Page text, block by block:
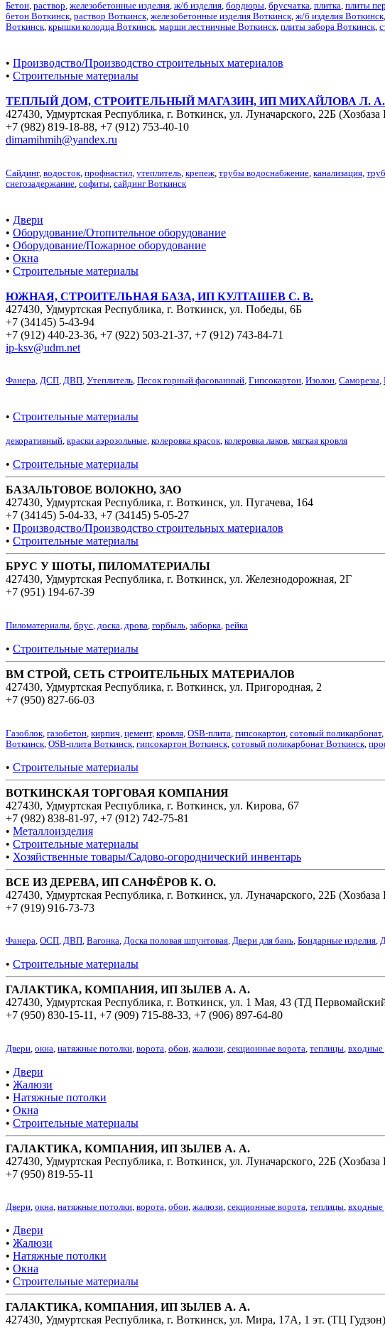
Бетон, раствор, железобетонные изделия, ж/б изделия, бордюры, брусчатка, плитка, плиты
бетон Воткинск, раствор Воткинск, железобетонные изделия Воткинск, ж/б изделия Воткинск,
Воткинск, крышки колодца Воткинск, марши лестничные Воткинск, плиты забора Воткинск,
• Производство/Производство строительных материалов
• Строительные материалы
ТЕПЛЫЙ ДОМ, СТРОИТЕЛЬНЫЙ МАГАЗИН, ИП МИХАЙЛОВА Л. А.
427430, Удмуртская Республика, г. Воткинск, ул. Луначарского, 22Б
+7 (982) 819-18-88, +7 (912) 753-40-10
dimamihmih@yandex.ru
Сайдинг, водосток, профнастил, утеплитель, крепеж, трубы водоснабжение, канализация,
снегозадержание, софиты, сайдинг Воткинск
• Двери
• Оборудование/Отопительное оборудование
• Оборудование/Пожарное оборудование
• Окна
• Строительные материалы
ЮЖНАЯ, СТРОИТЕЛЬНАЯ БАЗА, ИП КУЛТАШЕВ С. В.
427430, Удмуртская Республика, г. Воткинск, ул. Победы, 6Б
+7 (34145) 5-43-94
+7 (912) 440-23-36, +7 (922) 503-21-37, +7 (912) 743-84-71
ip-ksv@udm.net
Фанера, ДСП, ДВП, Утеплитель, Песок горный фасованный, Гипсокартон, Изолон, Саморезы,
• Строительные материалы
декоративный, краски аэрозольные, колеровка красок, колеровка лаков, мягкая кровля
• Строительные материалы
БАЗАЛЬТОВОЕ ВОЛОКНО, ЗАО
427430, Удмуртская Республика, г. Воткинск, ул. Пугачева, 164
+7 (34145) 5-04-33, +7 (34145) 5-05-27
• Производство/Производство строительных материалов
• Строительные материалы
БРУС У ШОТЫ, ПИЛОМАТЕРИАЛЫ
427430, Удмуртская Республика, г. Воткинск, ул. Железнодорожная, 2Г
+7 (951) 194-67-39
Пиломатериалы, брус, доска, дрова, горбыль, заборка, рейка
• Строительные материалы
ВМ СТРОЙ, СЕТЬ СТРОИТЕЛЬНЫХ МАТЕРИАЛОВ
427430, Удмуртская Республика, г. Воткинск, ул. Пригородная, 2
+7 (950) 827-66-03
Газоблок газобетон кирпич цемент, кровля OSB-плита гипсокартон сотовый поликарбонат,
Воткинск OSB-плита Воткинск гипсокартон Воткинск сотовый поликарбонат Воткинск
• Строительные материалы
ВОТКИНСКАЯ ТОРГОВАЯ КОМПАНИЯ
427430, Удмуртская Республика, г. Воткинск, ул. Кирова, 67
+7 (982) 838-81-97, +7 (912) 742-75-81
• Металлоизделия
• Строительные материалы
• Хозяйственные товары/Садово-огороднический инвентарь
ВСЕ ИЗ ДЕРЕВА, ИП САНФЁРОВ К. О.
427430, Удмуртская Республика, г. Воткинск, ул. Луначарского, 22Б
+7 (919) 916-73-73
Фанера, ОСП, ДВП, Вагонка, Доска половая шпунтовая, Двери для бань, Бондарные изделия,
• Строительные материалы
ГАЛАКТИКА, КОМПАНИЯ, ИП ЗЫЛЕВ А. А.
427430, Удмуртская Республика, г. Воткинск, ул. 1 Мая, 43 (ТД
+7 (950) 830-15-11 , +7 (909) 715-88-33, +7 (906) 897-64-80
Двери окна натяжные потолки ворота обои жалюзи секционные ворота теплицы входные
• Двери
• Жалюзи
• Натяжные потолки
• Окна
• Строительные материалы
ГАЛАКТИКА, КОМПАНИЯ, ИП ЗЫЛЕВ А. А.
427430, Удмуртская Республика, г. Воткинск, ул. Луначарского, 22Б
+7 (950) 819-55-11
Двери, окна, натяжные потолки, ворота, обои, жалюзи, секционные ворота, теплицы, входные
• Двери
• Жалюзи
• Натяжные потолки
• Окна
• Строительные материалы
ГАЛАКТИКА, КОМПАНИЯ, ИП ЗЫЛЕВ А. А.
427430, Удмуртская Республика, г. Воткинск, ул. Мира, 17А, 1 эт. (ТЦ Гудзон)